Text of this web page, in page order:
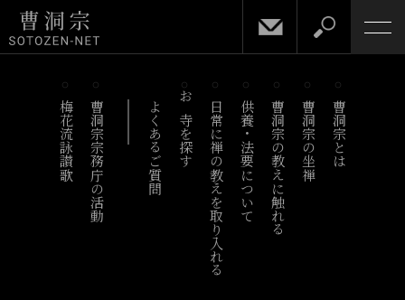
梅花流詠讃歌 曹洞宗宗務庁の活動 よくあるご質問 お寺を探す 日常に禅の教えを取り入れる供養・法要について曹洞宗の教えに触れる 曹洞宗の坐禅 曹洞宗とは